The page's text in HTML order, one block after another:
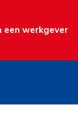
een werkgever